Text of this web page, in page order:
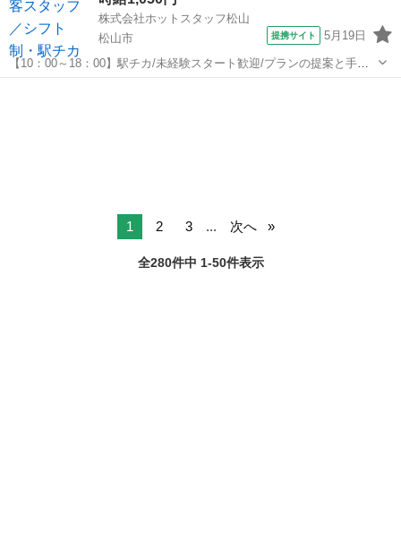
株式会社ホットスタッフ松山
松山市
提携サイト 5月19日
【10：00～18：00】駅チカ/未経験スタート歓迎/プランの提案と手続
き/制服支給あり/シフト制 【仕事内容】
1 2 3 ... 次へ
全280件中 1-50件表示